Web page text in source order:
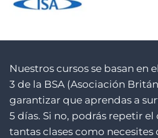
e
t
r
a
d
Nuestros cursos se basan en
3 de la BSA (Asociación
garantizar que aprendas a
5 días. Si no, podrás repetir
tantas clases como